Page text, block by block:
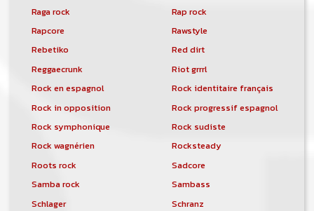
Raga rock
Rap rock
Rapcore
Rawstyle
Rebetiko
Red dirt
Reggaecrunk
Riot grrrl
Rock en espagnol
Rock identitaire français
Rock in opposition
Rock progressif espagnol
Rock symphonique
Rock sudiste
Rock wagnérien
Rocksteady
Roots rock
Sadcore
Samba rock
Sambass
Schlager
Schranz